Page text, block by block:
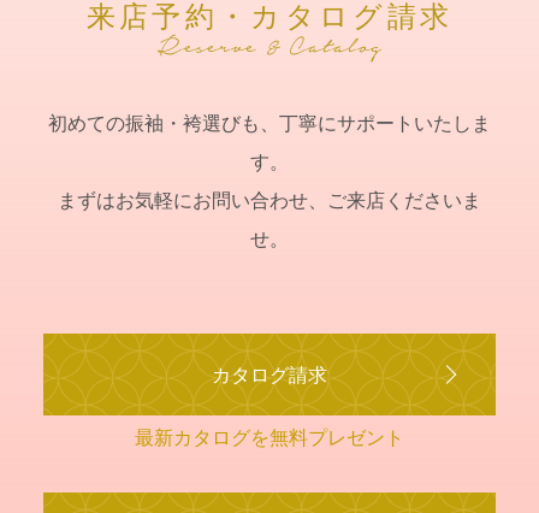
来店予約・カタログ請求
初めての振袖・袴選びも、丁寧にサポートいたしま
す。
まずはお気軽にお問い合わせ、ご来店くださいま
せ。
カタログ請求
最新カタログを無料プレゼント